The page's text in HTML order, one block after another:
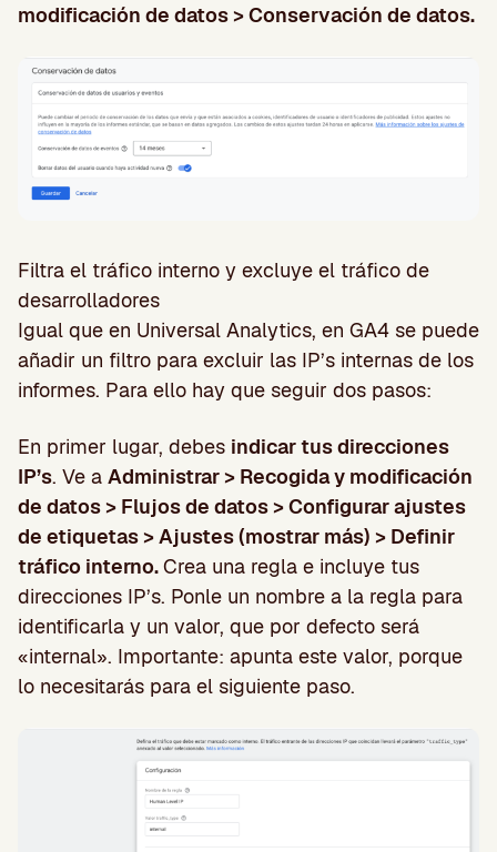
modificación de datos > Conservación de datos.
Filtra el tráfico interno y excluye el tráfico de
desarrolladores
Igual que en Universal Analytics, en GA4 se puede
añadir un filtro para excluir las IP’s internas de los
informes. Para ello hay que seguir dos pasos:
En primer lugar, debes indicar tus direcciones
IP’s. Ve a Administrar > Recogida y modificación
de datos > Flujos de datos > Configurar ajustes
de etiquetas > Ajustes (mostrar más) > Definir
tráfico interno.Crea una regla e incluye tus
direcciones IP’s. Ponle un nombre a la regla para
identificarla y un valor, que por defecto será
«internal». Importante: apunta este valor, porque
lo necesitarás para el siguiente paso.